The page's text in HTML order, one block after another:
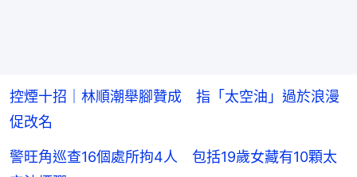
控煙十招｜林順潮舉腳贊成 指「太空油」過於浪漫
促改名
警旺角巡查16個處所拘4人 包括19歲女藏有10顆太